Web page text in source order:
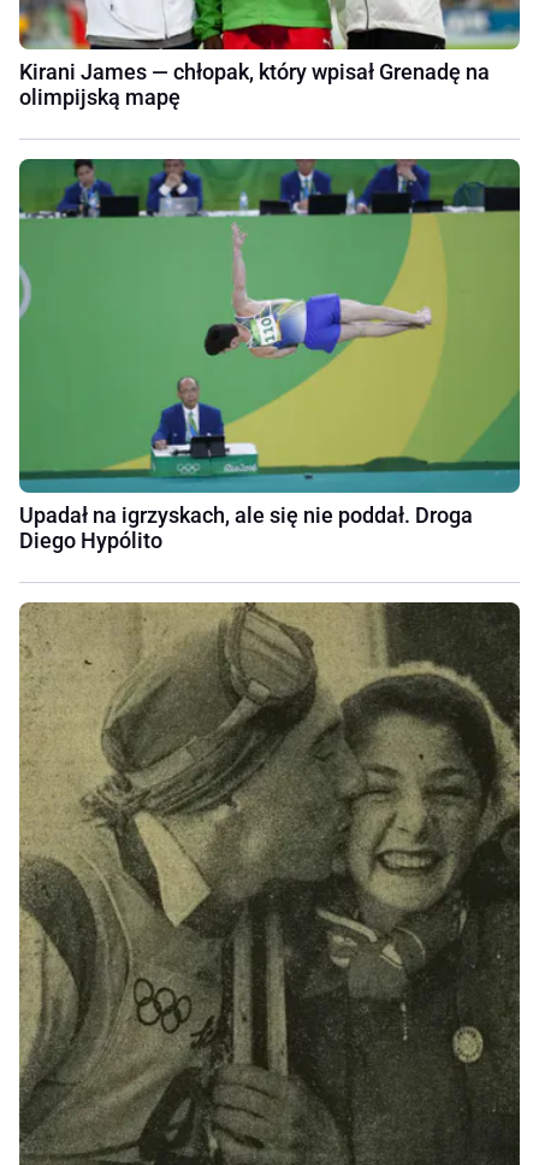
Kirani James — chłopak, który wpisał Grenadę na
olimpijską mapę
Upadał na igrzyskach, ale się nie poddał. Droga
Diego Hypólito